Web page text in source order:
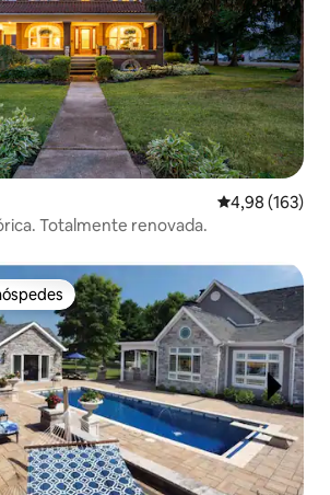
4,98 de uma
4,98 (163)
Totalmente renovada.
preferidos dos hóspedes